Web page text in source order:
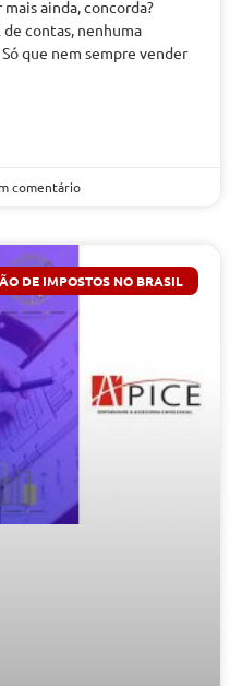
ainda, concorda?
de contas, nenhuma
que nem sempre vender
comentário
DE IMPOSTOS NO BRASIL